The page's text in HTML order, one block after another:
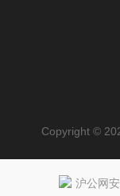
Copyright ©
沪公网